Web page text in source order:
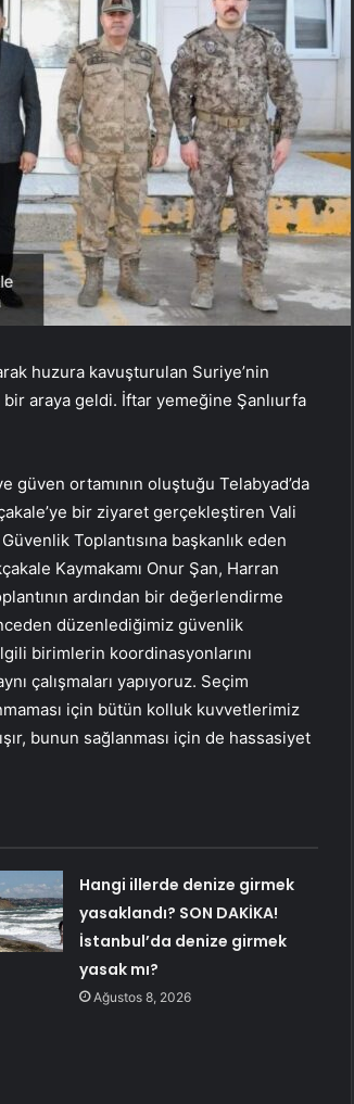
huzura kavuşturulan Suriye’nin
araya geldi. İftar yemeğine Şanlıurfa
güven ortamının oluştuğu Telabyad’da
bir ziyaret gerçekleştiren Vali
Toplantısına başkanlık eden
Kaymakamı Onur Şan, Harran
ardından bir değerlendirme
düzenlediğimiz güvenlik
birimlerin koordinasyonlarını
çalışmaları yapıyoruz. Seçim
için bütün kolluk kuvvetlerimiz
bunun sağlanması için de hassasiyet
Hangi illerde denize girmek
yasaklandı? SON DAKİKA!
İstanbul’da denize girmek
yasak mı?
Ağustos 8, 2026